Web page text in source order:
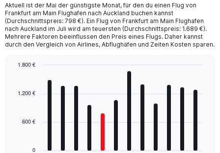
Aktuell ist der Mai der günstigste Monat, für den du einen Flug von
Frankfurt am Main Flughafen nach Auckland buchen kannst
(Durchschnittspreis: 798 €). Ein Flug von Frankfurt am Main Flughafen
nach Auckland im Juli wird am teuersten (Durchschnittspreis: 1.689 €).
Mehrere Faktoren beeinflussen den Preis eines Flugs. Daher kannst
durch den Vergleich von Airlines, Abflughäfen und Zeiten Kosten sparen.
with
The
0
600 €
1.200 €
1.800 €